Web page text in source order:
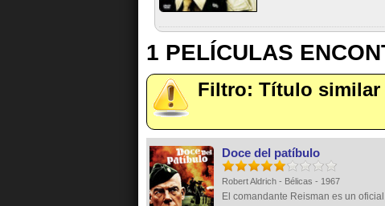
1 PELÍCULAS
Filtro: Título similar
Doce del patíbulo
Robert Aldrich - Bélicas - 1967
El comandante Reisman es un